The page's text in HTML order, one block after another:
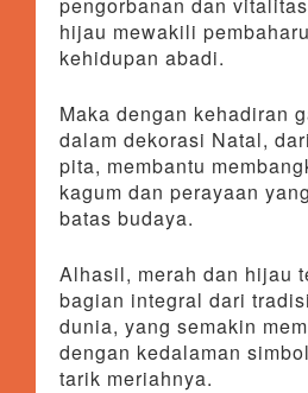
hijau mewakili
kehidupan abadi.
Maka dengan kehadiran
dalam dekorasi Natal,
pita, membantu
kagum dan perayaan
batas budaya.
Alhasil, merah dan hijau
bagian integral dari
dunia, yang semakin
dengan kedalaman
tarik meriahnya.